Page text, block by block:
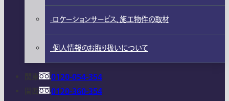
ロケーションサービス、施工物件の取材
個人情報のお取り扱いについて
0120-054-354
0120-360-354